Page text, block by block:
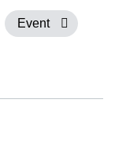
Event